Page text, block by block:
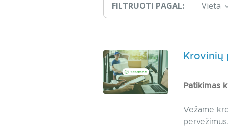
FILTRUOTI PAGAL: Vieta
Krovinių
Patikimas
Vežame
pervežimus.